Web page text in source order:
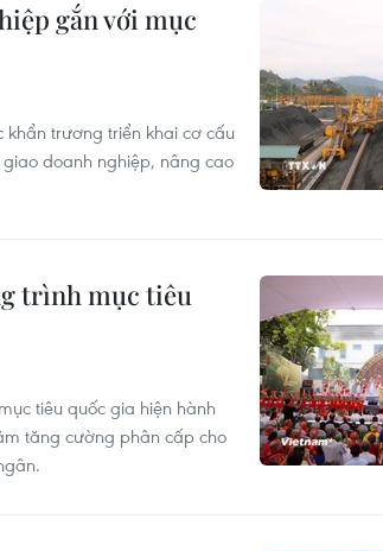
gắn với mục
trương triển khai cơ cấu
doanh nghiệp, nâng cao
trình mục tiêu
tiêu quốc gia hiện hành
tăng cường phân cấp cho